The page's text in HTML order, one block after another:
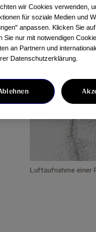
Luftaufnahme einer
wir Cookies verwenden,
für soziale Medien und
anpassen. Klicken Sie
Sie nur mit notwendigen
an Partnern und
Datenschutzerklärung.